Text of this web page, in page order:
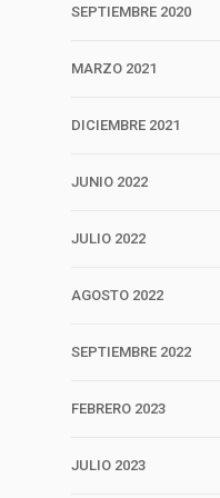
SEPTIEMBRE 2020
MARZO 2021
DICIEMBRE 2021
JUNIO 2022
JULIO 2022
AGOSTO 2022
SEPTIEMBRE 2022
FEBRERO 2023
JULIO 2023